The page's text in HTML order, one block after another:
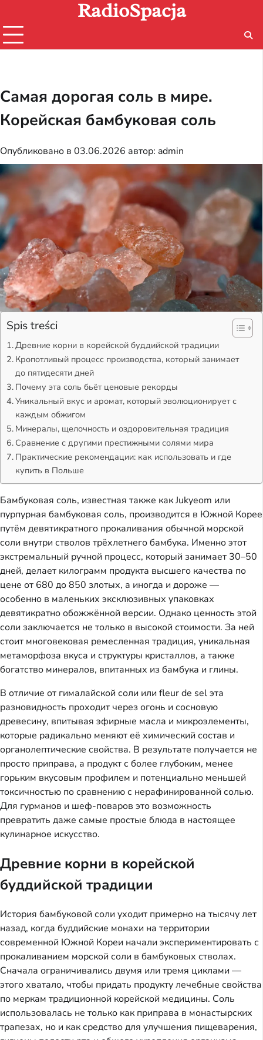
содержимому
RadioSpacja
Самая дорогая соль в мире.
Корейская бамбуковая соль
Опубликовано в 03.06.2026 автор: admin
Spis treści
Древние корни в корейской буддийской традиции
Кропотливый процесс производства, который занимает
до пятидесяти дней
Почему эта соль бьёт ценовые рекорды
Уникальный вкус и аромат, который эволюционирует с
каждым обжигом
Минералы, щелочность и оздоровительная традиция
Сравнение с другими престижными солями мира
Практические рекомендации: как использовать и где
купить в Польше
Бамбуковая соль, известная также как Jukyeom или
пурпурная бамбуковая соль, производится в Южной Корее
путём девятикратного прокаливания обычной морской
соли внутри стволов трёхлетнего бамбука. Именно этот
экстремальный ручной процесс, который занимает 30–50
дней, делает килограмм продукта высшего качества по
цене от 680 до 850 злотых, а иногда и дороже —
особенно в маленьких эксклюзивных упаковках
девятикратно обожжённой версии. Однако ценность этой
соли заключается не только в высокой стоимости. За ней
стоит многовековая ремесленная традиция, уникальная
метаморфоза вкуса и структуры кристаллов, а также
богатство минералов, впитанных из бамбука и глины.
В отличие от гималайской соли или fleur de sel эта
разновидность проходит через огонь и сосновую
древесину, впитывая эфирные масла и микроэлементы,
которые радикально меняют её химический состав и
органолептические свойства. В результате получается не
просто приправа, а продукт с более глубоким, менее
горьким вкусовым профилем и потенциально меньшей
токсичностью по сравнению с нерафинированной солью.
Для гурманов и шеф-поваров это возможность
превратить даже самые простые блюда в настоящее
кулинарное искусство.
Древние корни в корейской
буддийской традиции
История бамбуковой соли уходит примерно на тысячу лет
назад, когда буддийские монахи на территории
современной Южной Кореи начали экспериментировать с
прокаливанием морской соли в бамбуковых стволах.
Сначала ограничивались двумя или тремя циклами —
этого хватало, чтобы придать продукту лечебные свойства
по меркам традиционной корейской медицины. Соль
использовалась не только как приправа в монастырских
трапезах, но и как средство для улучшения пищеварения,